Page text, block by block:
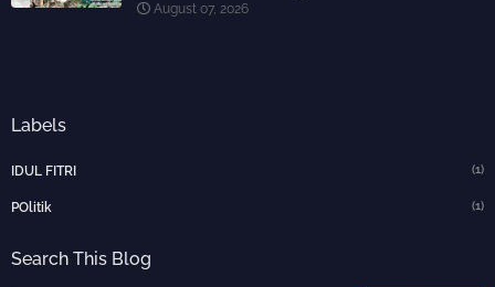
August 07, 2026
Labels
IDUL FITRI (1)
POlitik (1)
Search This Blog